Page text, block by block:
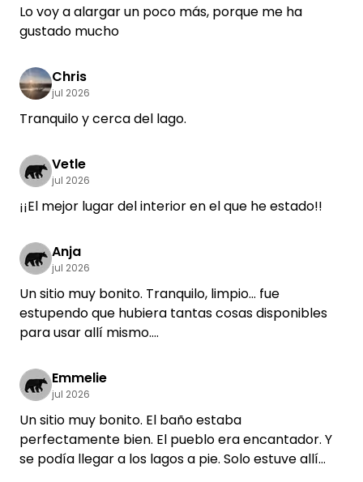
Lo voy a alargar un poco más, porque me ha
gustado mucho
Chris
jul 2026
Tranquilo y cerca del lago.
Vetle
jul 2026
¡¡El mejor lugar del interior en el que he estado!!
Anja
jul 2026
Un sitio muy bonito. Tranquilo, limpio… fue
estupendo que hubiera tantas cosas disponibles
para usar allí mismo.
Emmelie
jul 2026
Un sitio muy bonito. El baño estaba
perfectamente bien. El pueblo era encantador. Y
se podía llegar a los lagos a pie. Solo estuve allí